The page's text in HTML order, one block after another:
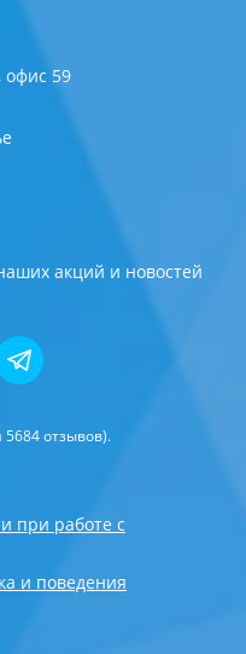
офис 59
акций и новостей
5684отзывов).
при работе с
и поведения